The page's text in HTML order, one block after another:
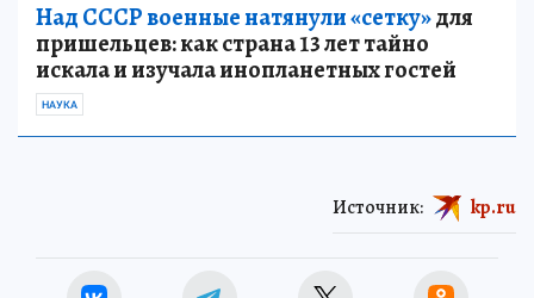
Над СССР военные натянули «сетку»для
пришельцев: как страна 13 лет тайно
искала и изучала инопланетных гостей
НАУКА
Источник: kp.ru